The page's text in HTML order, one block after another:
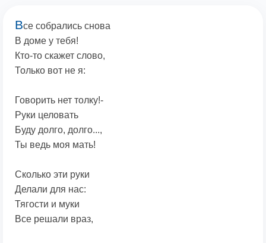
Все собрались снова
В доме у тебя!
Кто-то скажет слово,
Только вот не я:
Говорить нет толку!-
Руки целовать
Буду долго, долго...,
Ты ведь моя мать!
Сколько эти руки
Делали для нас:
Тягости и муки
Все решали враз,